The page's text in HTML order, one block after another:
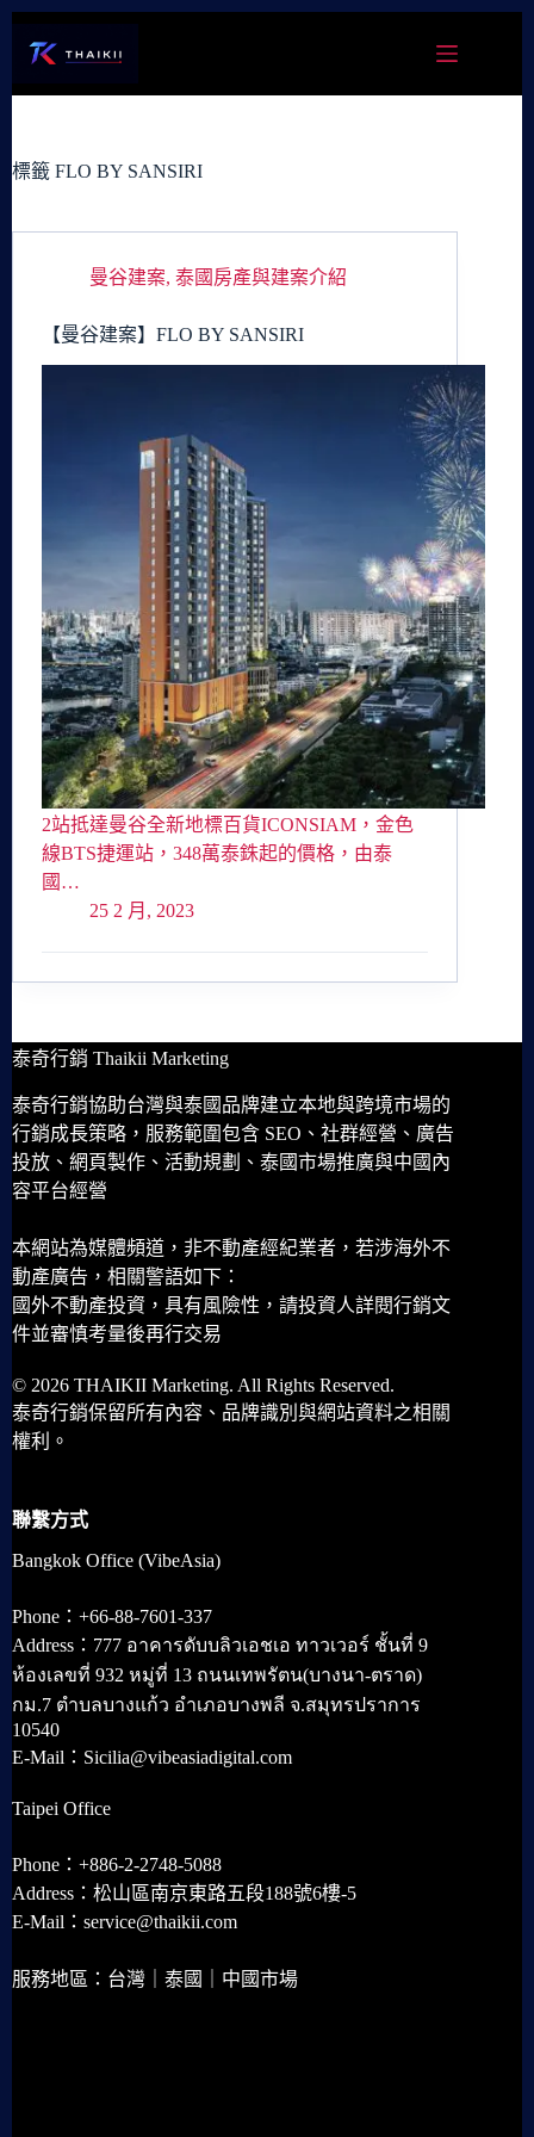
容
標籤 FLO BY SANSIRI
曼谷建案, 泰國房產與建案介紹
【曼谷建案】FLO BY SANSIRI
2站抵達曼谷全新地標百貨ICONSIAM，金色
線BTS捷運站，348萬泰銖起的價格，由泰
國…
25 2 月, 2023
泰奇行銷 Thaikii Marketing
泰奇行銷協助台灣與泰國品牌建立本地與跨境市場的
行銷成長策略，服務範圍包含 SEO、社群經營、廣告
投放、網頁製作、活動規劃、泰國市場推廣與中國內
容平台經營
本網站為媒體頻道，非不動產經紀業者，若涉海外不
動產廣告，相關警語如下：
國外不動產投資，具有風險性，請投資人詳閱行銷文
件並審慎考量後再行交易
© 2026 THAIKII Marketing. All Rights Reserved.
泰奇行銷保留所有內容、品牌識別與網站資料之相關
權利。
聯繫方式
Bangkok Office (VibeAsia)
Phone：+66-88-7601-337
Address：777 อาคารดับบลิวเอชเอ ทาวเวอร์ ชั้นที่ 9
ห้องเลขที่ 932 หมู่ที่ 13 ถนนเทพรัตน(บางนา-ตราด)
กม.7 ตำบลบางแก้ว อำเภอบางพลี จ.สมุทรปราการ
10540
E-Mail：Sicilia@vibeasiadigital.com
Taipei Office
Phone：+886-2-2748-5088
Address：松山區南京東路五段188號6樓-5
E-Mail：service@thaikii.com
服務地區：台灣｜泰國｜中國市場